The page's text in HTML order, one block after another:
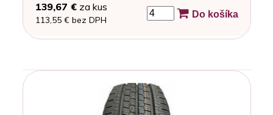
139,67 €za kus
113,55 € bez DPH
Do košíka